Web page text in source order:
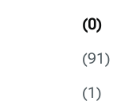
(0)
(91)
(1)